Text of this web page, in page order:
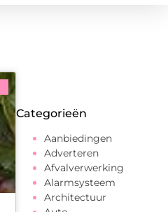
Categorieën
Aanbiedingen
Adverteren
Afvalverwerking
Alarmsysteem
Architectuur